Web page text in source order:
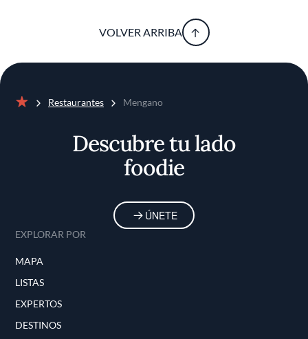
VOLVER ARRIBA
Restaurantes Mengano
Descubre tu lado
foodie
ÚNETE
EXPLORAR POR
MAPA
LISTAS
EXPERTOS
DESTINOS